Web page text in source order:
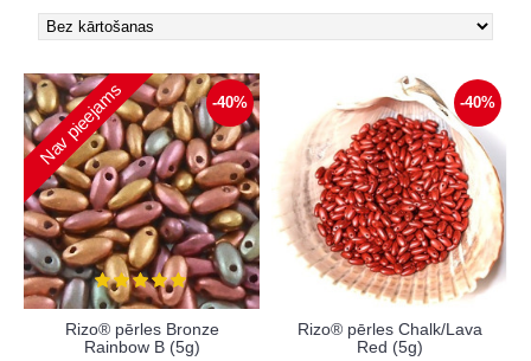
-40%
Nav pieejams
Rizo® pērles Bronze
Rainbow B (5g)
-40%
Rizo® pērles Chalk/Lava
Red (5g)